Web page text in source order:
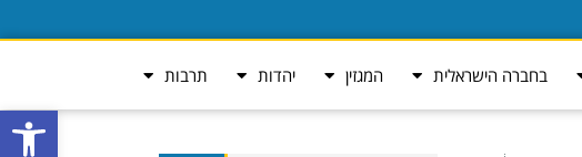
פתח
בחברה הישראלית המגזין יהדות תרבות